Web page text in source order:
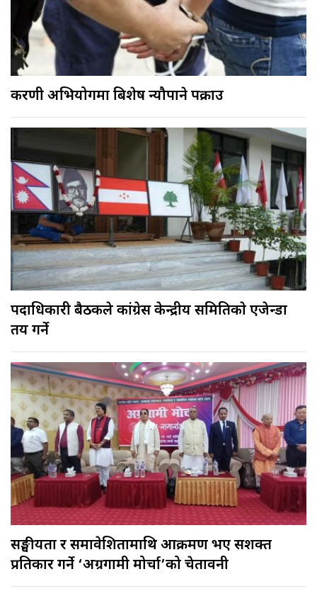
करणी अभियोगमा बिशेष न्यौपाने पक्राउ
पदाधिकारी बैठकले कांग्रेस केन्द्रीय समितिकाे एजेन्डा
तय गर्ने
सङ्घीयता र समावेशितामाथि आक्रमण भए सशक्त
प्रतिकार गर्ने ‘अग्रगामी मोर्चा’को चेतावनी